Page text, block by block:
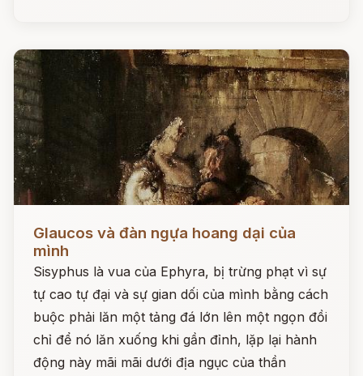
Glaucos và đàn ngựa hoang dại của
mình
Sisyphus là vua của Ephyra, bị trừng phạt vì sự
tự cao tự đại và sự gian dối của mình bằng cách
buộc phải lăn một tảng đá lớn lên một ngọn đồi
chỉ để nó lăn xuống khi gần đỉnh, lặp lại hành
động này mãi mãi dưới địa ngục của thần